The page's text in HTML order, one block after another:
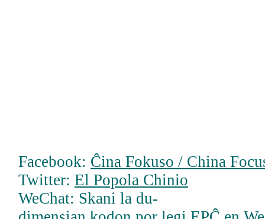
Facebook: Ĉina Fokuso / China
Twitter: El Popola Chinio
WeChat: Skani la du-